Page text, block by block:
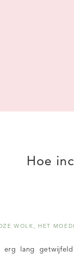
Hoe
WOLK , HET
erg lang